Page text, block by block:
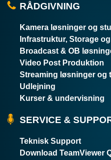
RÅDGIVNING
Kamera løsninger og
Infrastruktur, Storage
Broadcast & OB
Video Post Produktion
Streaming løsninger og
Udlejning
Kurser & undervisning
SERVICE &
Teknisk Support
Download TeamViewer